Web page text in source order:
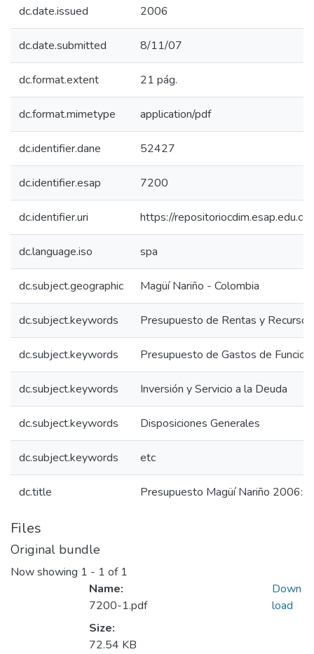
dc.date.issued 2006
dc.date.submitted 8/11/07
dc.format.extent 21 pág.
dc.format.mimetype application/pdf
dc.identifier.dane 52427
dc.identifier.esap 7200
dc.identifier.uri https://
dc.language.iso spa
dc.subject.geographic Magüí Nariño - Colombia
dc.subject.keywords Presupuesto de Rentas y
dc.subject.keywords Presupuesto de Gastos de
dc.subject.keywords Inversión y Servicio a la Deuda
dc.subject.keywords Disposiciones Generales
dc.subject.keywords etc
dc.title Presupuesto Magüí Nariño 2006:
Files
Original bundle
Now showing 1 - 1 of 1
Name:
7200-1.pdf
Size:
72.54 KB
Down
load